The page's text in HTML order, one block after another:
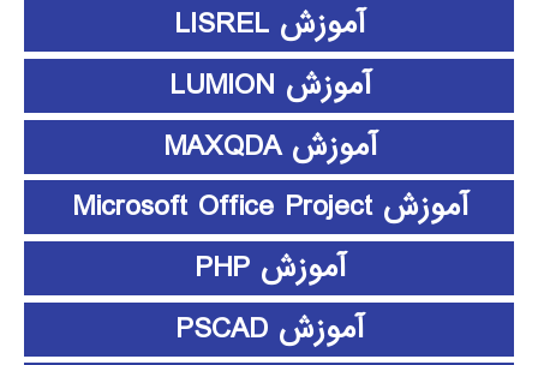
آموزش LISREL
آموزش LUMION
آموزش MAXQDA
آموزش Microsoft Office Project
آموزش PHP
آموزش PSCAD